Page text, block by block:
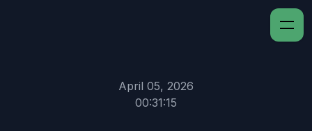
April 05, 2026
00:31:15